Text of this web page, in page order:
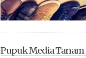
Pupuk Media Tanam